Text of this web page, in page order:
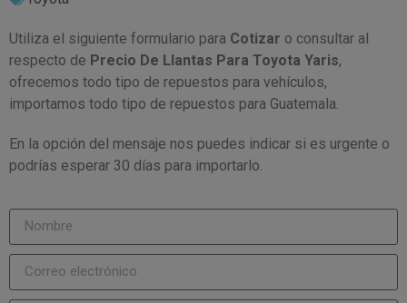
Utiliza el siguiente formulario para Cotizar o consultar al
respecto de Precio De Llantas Para Toyota Yaris,
ofrecemos todo tipo de repuestos para vehículos,
importamos todo tipo de repuestos para Guatemala.
En la opción del mensaje nos puedes indicar si es urgente o
podrías esperar 30 días para importarlo.